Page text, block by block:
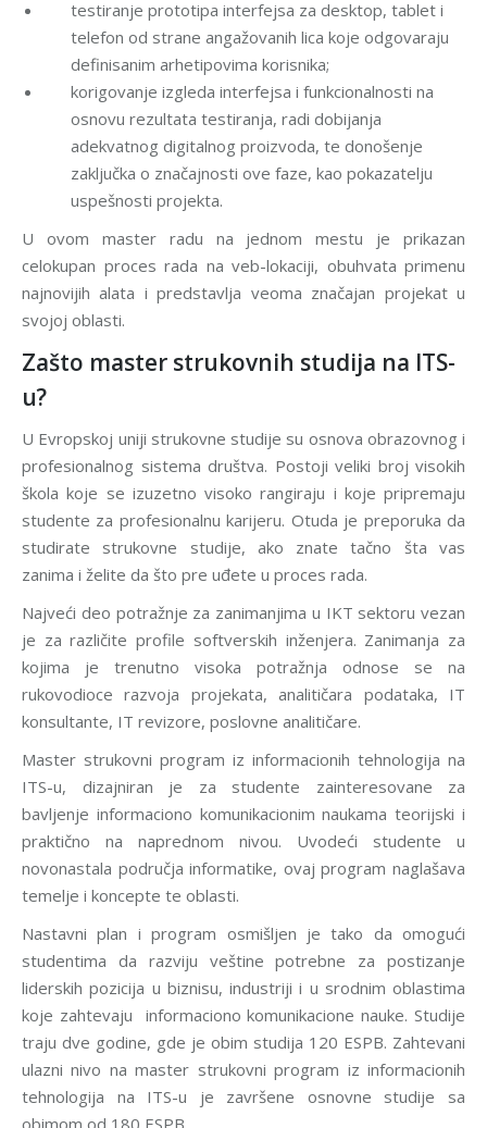
testiranje prototipa interfejsa za desktop, tablet i
telefon od strane angažovanih lica koje odgovaraju
definisanim arhetipovima korisnika;
korigovanje izgleda interfejsa i funkcionalnosti na
osnovu rezultata testiranja, radi dobijanja
adekvatnog digitalnog proizvoda, te donošenje
zaključka o značajnosti ove faze, kao pokazatelju
uspešnosti projekta.
U ovom master radu na jednom mestu je prikazan
celokupan proces rada na veb-lokaciji, obuhvata primenu
najnovijih alata i predstavlja veoma značajan projekat u
svojoj oblasti.
Zašto master strukovnih studija na ITS-
u?
U Evropskoj uniji strukovne studije su osnova obrazovnog i
profesionalnog sistema društva. Postoji veliki broj visokih
škola koje se izuzetno visoko rangiraju i koje pripremaju
studente za profesionalnu karijeru. Otuda je preporuka da
studirate strukovne studije, ako znate tačno šta vas
zanima i želite da što pre uđete u proces rada.
Najveći deo potražnje za zanimanjima u IKT sektoru vezan
je za različite profile softverskih inženjera. Zanimanja za
kojima je trenutno visoka potražnja odnose se na
rukovodioce razvoja projekata, analitičara podataka, IT
konsultante, IT revizore, poslovne analitičare.
Master strukovni program iz informacionih tehnologija na
ITS-u, dizajniran je za studente zainteresovane za
bavljenje informaciono komunikacionim naukama teorijski i
praktično na naprednom nivou. Uvodeći studente u
novonastala područja informatike, ovaj program naglašava
temelje i koncepte te oblasti.
Nastavni plan i program osmišljen je tako da omogući
studentima da razviju veštine potrebne za postizanje
liderskih pozicija u biznisu, industriji i u srodnim oblastima
koje zahtevaju informaciono komunikacione nauke. Studije
traju dve godine, gde je obim studija 120 ESPB. Zahtevani
ulazni nivo na master strukovni program iz informacionih
tehnologija na ITS-u je završene osnovne studije sa